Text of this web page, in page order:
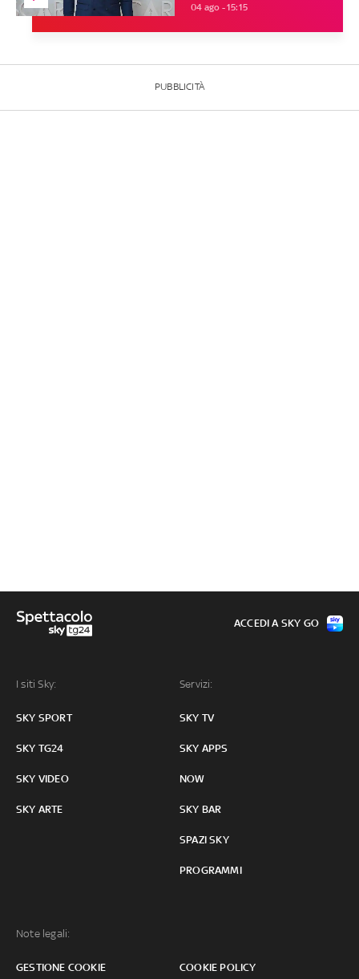
04 ago - 15:15
PUBBLICITÀ
I siti Sky:
SKY SPORT
SKY TG24
SKY VIDEO
SKY ARTE
Servizi:
SKY TV
SKY APPS
NOW
SKY BAR
SPAZI SKY
PROGRAMMI
Note legali:
GESTIONE COOKIE COOKIE POLICY
ACCEDI A SKY GO